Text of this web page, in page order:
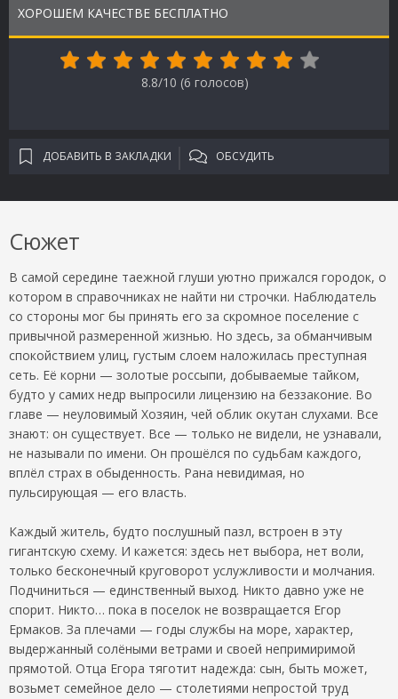
ХОРОШЕМ КАЧЕСТВЕ БЕСПЛАТНО
8.8/10 (6 голосов)
ДОБАВИТЬ В ЗАКЛАДКИ ОБСУДИТЬ
Сюжет
В самой середине таежной глуши уютно прижался городок, о
котором в справочниках не найти ни строчки. Наблюдатель
со стороны мог бы принять его за скромное поселение с
привычной размеренной жизнью. Но здесь, за обманчивым
спокойствием улиц, густым слоем наложилась преступная
сеть. Её корни — золотые россыпи, добываемые тайком,
будто у самих недр выпросили лицензию на беззаконие. Во
главе — неуловимый Хозяин, чей облик окутан слухами. Все
знают: он существует. Все — только не видели, не узнавали,
не называли по имени. Он прошёлся по судьбам каждого,
вплёл страх в обыденность. Рана невидимая, но
пульсирующая — его власть.
Каждый житель, будто послушный пазл, встроен в эту
гигантскую схему. И кажется: здесь нет выбора, нет воли,
только бесконечный круговорот услужливости и молчания.
Подчиниться — единственный выход. Никто давно уже не
спорит. Никто… пока в поселок не возвращается Егор
Ермаков. За плечами — годы службы на море, характер,
выдержанный солёными ветрами и своей непримиримой
прямотой. Отца Егора тяготит надежда: сын, быть может,
возьмет семейное дело — столетиями непростой труд